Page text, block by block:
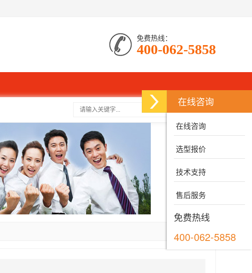
免费热线：
400-062-5858
在线咨询
在线咨询
选型报价
技术支持
售后服务
免费热线
400-062-5858